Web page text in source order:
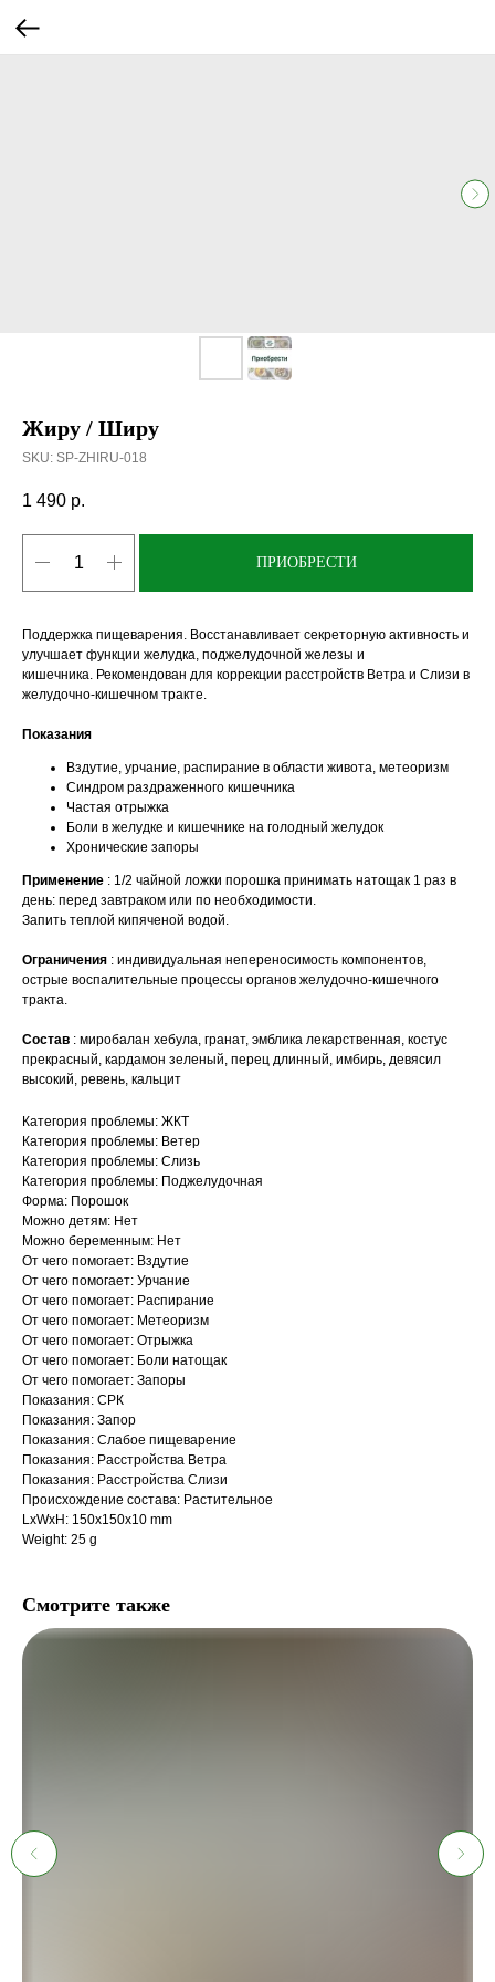
Жиру / Ширу
SKU: SP-ZHIRU-018
1 490 р.
ПРИОБРЕСТИ
Поддержка пищеварения. Восстанавливает секреторную активность и
улучшает функции желудка, поджелудочной железы и
кишечника. Рекомендован для коррекции расстройств Ветра и Слизи в
желудочно-кишечном тракте.
Показания
Вздутие, урчание, распирание в области живота, метеоризм
Синдром раздраженного кишечника
Частая отрыжка
Боли в желудке и кишечнике на голодный желудок
Хронические запоры
Применение : 1/2 чайной ложки порошка принимать натощак 1 раз в
день: перед завтраком или по необходимости.
Запить теплой кипяченой водой.
Ограничения : индивидуальная непереносимость компонентов,
острые воспалительные процессы органов желудочно-кишечного
тракта.
Состав : миробалан хебула, гранат, эмблика лекарственная, костус
прекрасный, кардамон зеленый, перец длинный, имбирь, девясил
высокий, ревень, кальцит
Категория проблемы: ЖКТ
Категория проблемы: Ветер
Категория проблемы: Слизь
Категория проблемы: Поджелудочная
Форма: Порошок
Можно детям: Нет
Можно беременным: Нет
От чего помогает: Вздутие
От чего помогает: Урчание
От чего помогает: Распирание
От чего помогает: Метеоризм
От чего помогает: Отрыжка
От чего помогает: Боли натощак
От чего помогает: Запоры
Показания: СРК
Показания: Запор
Показания: Слабое пищеварение
Показания: Расстройства Ветра
Показания: Расстройства Слизи
Происхождение состава: Растительное
LxWxH: 150x150x10 mm
Weight: 25 g
Смотрите также